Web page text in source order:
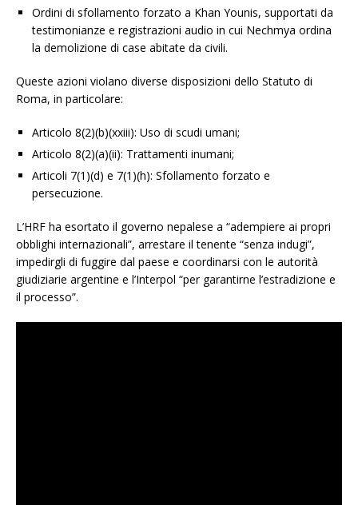
Ordini di sfollamento forzato a Khan Younis, supportati da
testimonianze e registrazioni audio in cui Nechmya ordina
la demolizione di case abitate da civili.
Queste azioni violano diverse disposizioni dello Statuto di
Roma, in particolare:
Articolo 8(2)(b)(xxiii): Uso di scudi umani;
Articolo 8(2)(a)(ii): Trattamenti inumani;
Articoli 7(1)(d) e 7(1)(h): Sfollamento forzato e
persecuzione.
L’HRF ha esortato il governo nepalese a “adempiere ai propri
obblighi internazionali”, arrestare il tenente “senza indugi”,
impedirgli di fuggire dal paese e coordinarsi con le autorità
giudiziarie argentine e l’Interpol “per garantirne l’estradizione e
il processo”.